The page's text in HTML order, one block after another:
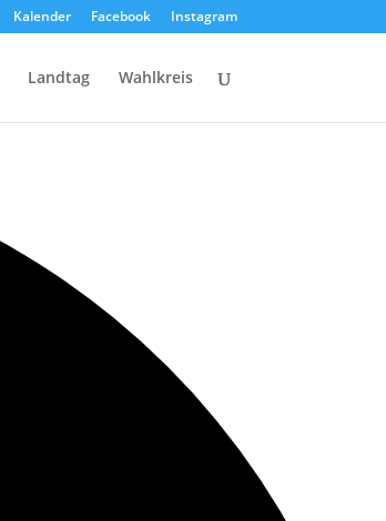
Kalender Facebook Instagram
Landtag Wahlkreis